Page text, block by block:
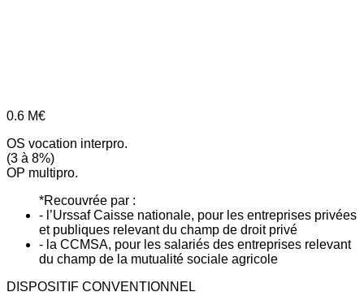
0.6 M€
OS vocation interpro.
(3 à 8%)
OP multipro.
*Recouvrée par :
- l’Urssaf Caisse nationale, pour les entreprises privées
et publiques relevant du champ de droit privé
- la CCMSA, pour les salariés des entreprises relevant
du champ de la mutualité sociale agricole
DISPOSITIF CONVENTIONNEL